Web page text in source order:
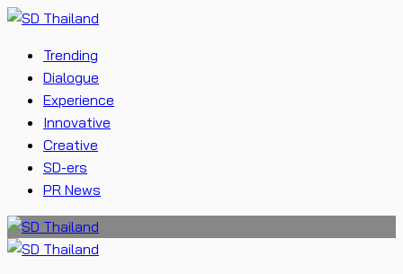
Trending
Dialogue
Experience
Innovative
Creative
SD-ers
PR News